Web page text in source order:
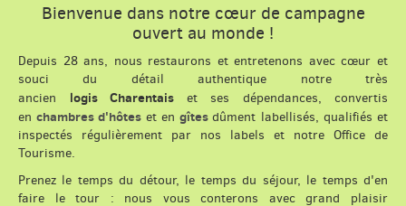
Bienvenue dans notre cœur de campagne
ouvert au monde !
Depuis 28 ans, nous restaurons et entretenons avec cœur et
souci du détail authentique notre très
ancien logis Charentais et ses dépendances, convertis
en chambres d'hôtes et en gîtes dûment labellisés, qualifiés et
inspectés régulièrement par nos labels et notre Office de
Tourisme.
Prenez le temps du détour, le temps du séjour, le temps d'en
faire le tour : nous vous conterons avec grand plaisir